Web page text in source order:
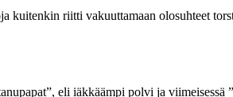
riitti vakuuttamaan olosuhteet
eli iäkkäämpi polvi ja viimeisessä